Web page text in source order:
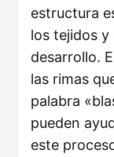
estructura
los tejidos y
desarrollo.
las rimas
palabra
pueden
este